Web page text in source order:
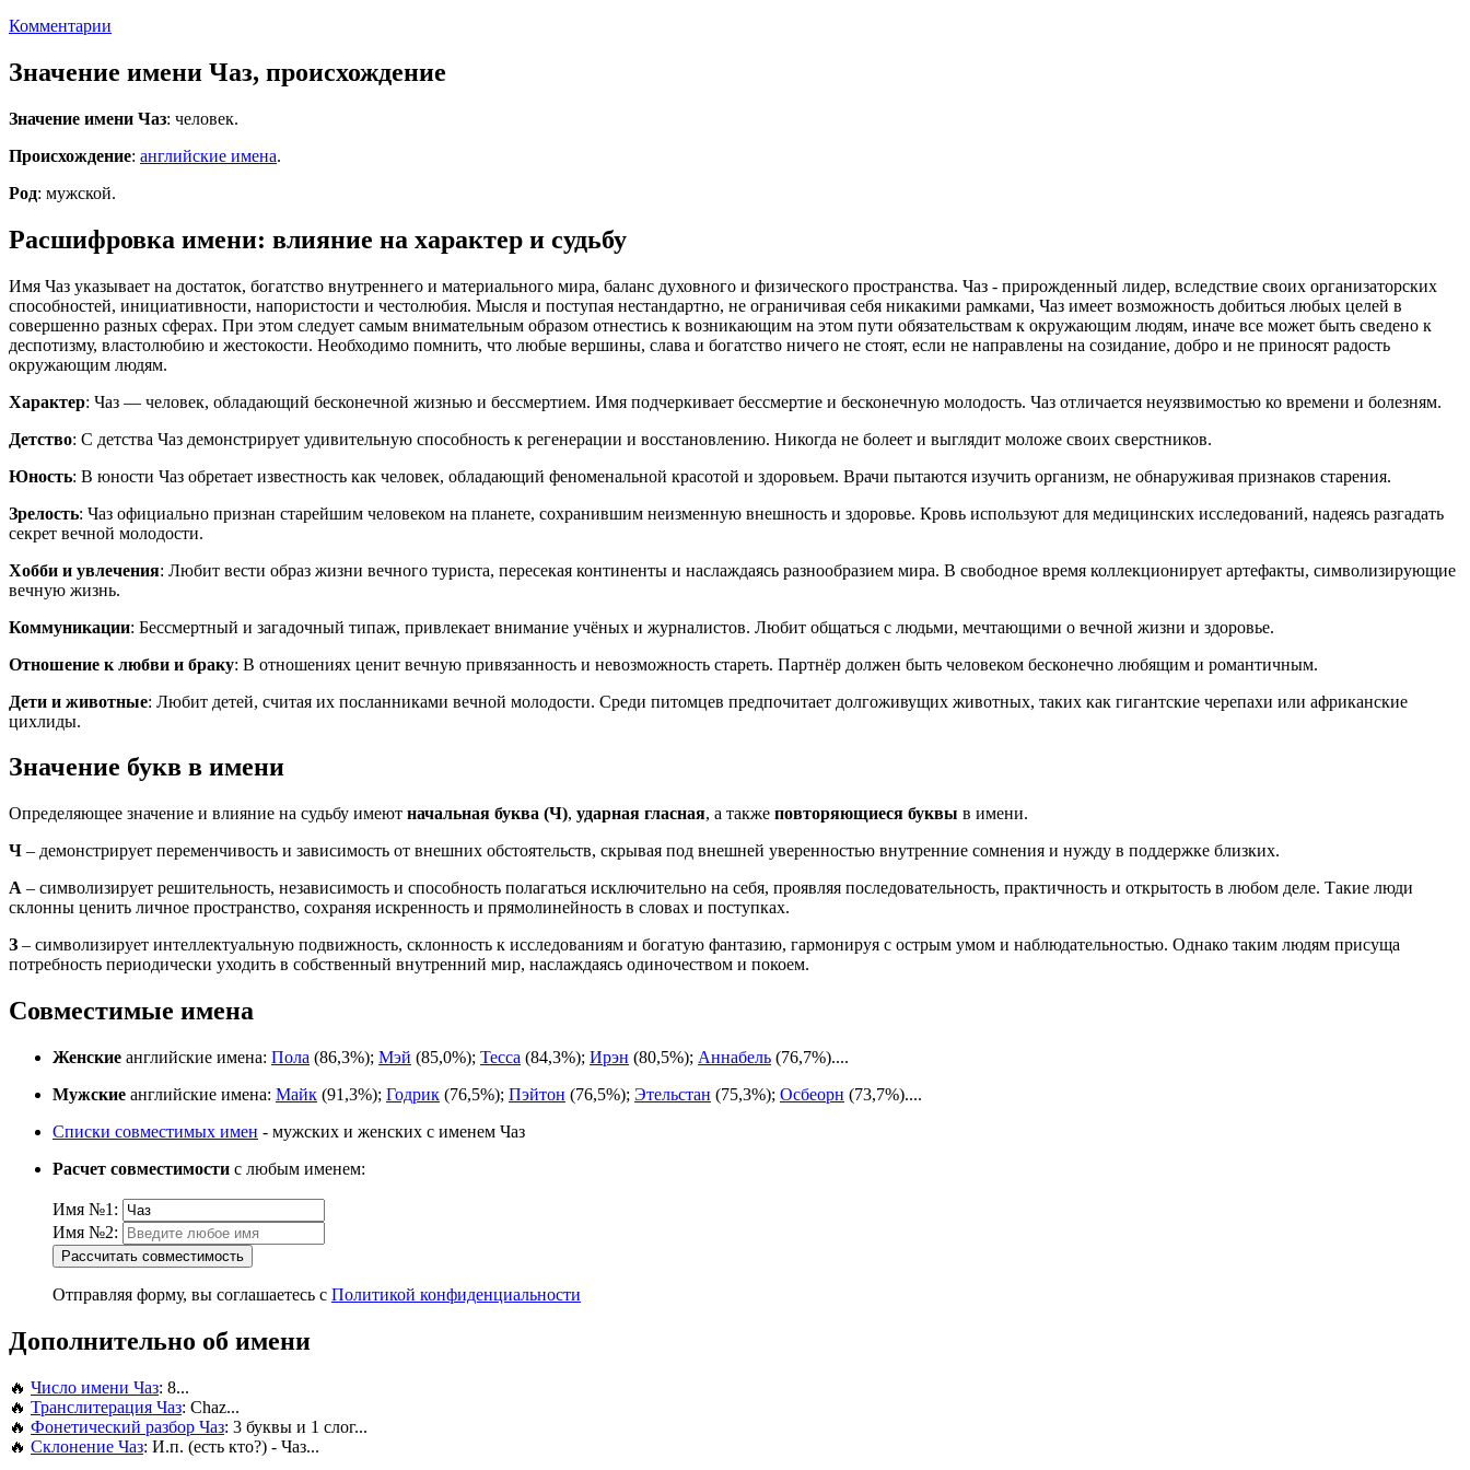
Комментарии
Значение имени Чаз, происхождение
Значение имени Чаз: человек.
Происхождение: английские имена.
Род: мужской.
Расшифровка имени: влияние на характер и судьбу
Имя Чаз указывает на достаток, богатство внутреннего и материального мира, баланс духовного и физического пространства. Чаз - прирожденный лидер, вследствие своих организаторских
способностей, инициативности, напористости и честолюбия. Мысля и поступая нестандартно, не ограничивая себя никакими рамками, Чаз имеет возможность добиться любых целей в
совершенно разных сферах. При этом следует самым внимательным образом отнестись к возникающим на этом пути обязательствам к окружающим людям, иначе все может быть сведено к
деспотизму, властолюбию и жестокости. Необходимо помнить, что любые вершины, слава и богатство ничего не стоят, если не направлены на созидание, добро и не приносят радость
окружающим людям.
Характер: Чаз — человек, обладающий бесконечной жизнью и бессмертием. Имя подчеркивает бессмертие и бесконечную молодость. Чаз отличается неуязвимостью ко времени и болезням.
Детство: С детства Чаз демонстрирует удивительную способность к регенерации и восстановлению. Никогда не болеет и выглядит моложе своих сверстников.
Юность: В юности Чаз обретает известность как человек, обладающий феноменальной красотой и здоровьем. Врачи пытаются изучить организм, не обнаруживая признаков старения.
Зрелость: Чаз официально признан старейшим человеком на планете, сохранившим неизменную внешность и здоровье. Кровь используют для медицинских исследований, надеясь разгадать
секрет вечной молодости.
Хобби и увлечения: Любит вести образ жизни вечного туриста, пересекая континенты и наслаждаясь разнообразием мира. В свободное время коллекционирует артефакты, символизирующие
вечную жизнь.
Коммуникации: Бессмертный и загадочный типаж, привлекает внимание учёных и журналистов. Любит общаться с людьми, мечтающими о вечной жизни и здоровье.
Отношение к любви и браку: В отношениях ценит вечную привязанность и невозможность стареть. Партнёр должен быть человеком бесконечно любящим и романтичным.
Дети и животные: Любит детей, считая их посланниками вечной молодости. Среди питомцев предпочитает долгоживущих животных, таких как гигантские черепахи или африканские
цихлиды.
Значение букв в имени
Определяющее значение и влияние на судьбу имеют начальная буква (Ч), ударная гласная, а также повторяющиеся буквы в имени.
Ч – демонстрирует переменчивость и зависимость от внешних обстоятельств, скрывая под внешней уверенностью внутренние сомнения и нужду в поддержке близких.
А – символизирует решительность, независимость и способность полагаться исключительно на себя, проявляя последовательность, практичность и открытость в любом деле. Такие люди
склонны ценить личное пространство, сохраняя искренность и прямолинейность в словах и поступках.
З – символизирует интеллектуальную подвижность, склонность к исследованиям и богатую фантазию, гармонируя с острым умом и наблюдательностью. Однако таким людям присуща
потребность периодически уходить в собственный внутренний мир, наслаждаясь одиночеством и покоем.
Совместимые имена
Женские английские имена: Пола (86,3%); Мэй (85,0%); Тесса (84,3%); Ирэн (80,5%); Аннабель (76,7%)....
Мужские английские имена: Майк (91,3%); Годрик (76,5%); Пэйтон (76,5%); Этельстан (75,3%); Осбеорн (73,7%)....
Списки совместимых имен - мужских и женских с именем Чаз
Расчет совместимости с любым именем:
Имя №1:
Имя №2:
Рассчитать совместимость
Отправляя форму, вы соглашаетесь с Политикой конфиденциальности
Дополнительно об имени
🔥 Число имени Чаз: 8...
🔥 Транслитерация Чаз: Chaz...
🔥 Фонетический разбор Чаз: 3 буквы и 1 слог...
🔥 Склонение Чаз: И.п. (есть кто?) - Чаз...